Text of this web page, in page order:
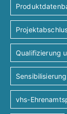
Qualifizierung
Sensibilisierung
vhs-